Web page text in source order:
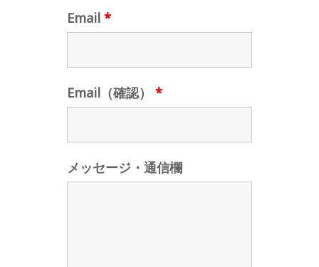
Email *
Email（確認） *
メッセージ・通信欄